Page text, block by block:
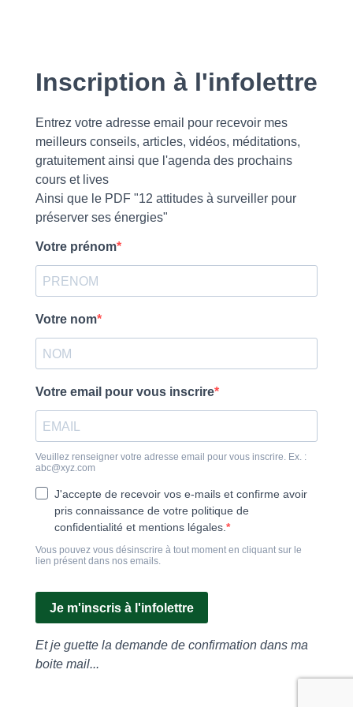
Inscription à l'infolettre
Entrez votre adresse email pour recevoir mes
meilleurs conseils, articles, vidéos, méditations,
gratuitement ainsi que l'agenda des prochains
cours et lives
Ainsi que le PDF "12 attitudes à surveiller pour
préserver ses énergies"
Votre prénom
Votre nom
Votre email pour vous inscrire
Veuillez renseigner votre adresse email pour vous inscrire. Ex. :
abc@xyz.com
J'accepte de recevoir vos e-mails et confirme avoir
pris connaissance de votre politique de
confidentialité et mentions légales.
Vous pouvez vous désinscrire à tout moment en cliquant sur le
lien présent dans nos emails.
Je m'inscris à l'infolettre
Et je guette la demande de confirmation dans ma
boite mail...